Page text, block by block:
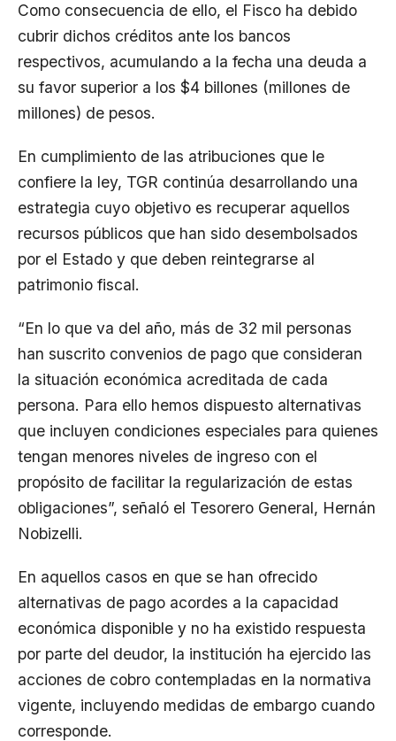
Como consecuencia de ello, el Fisco ha debido
cubrir dichos créditos ante los bancos
respectivos, acumulando a la fecha una deuda a
su favor superior a los $4 billones (millones de
millones) de pesos.
En cumplimiento de las atribuciones que le
confiere la ley, TGR continúa desarrollando una
estrategia cuyo objetivo es recuperar aquellos
recursos públicos que han sido desembolsados
por el Estado y que deben reintegrarse al
patrimonio fiscal.
“En lo que va del año, más de 32 mil personas
han suscrito convenios de pago que consideran
la situación económica acreditada de cada
persona. Para ello hemos dispuesto alternativas
que incluyen condiciones especiales para quienes
tengan menores niveles de ingreso con el
propósito de facilitar la regularización de estas
obligaciones”, señaló el Tesorero General, Hernán
Nobizelli.
En aquellos casos en que se han ofrecido
alternativas de pago acordes a la capacidad
económica disponible y no ha existido respuesta
por parte del deudor, la institución ha ejercido las
acciones de cobro contempladas en la normativa
vigente, incluyendo medidas de embargo cuando
corresponde.